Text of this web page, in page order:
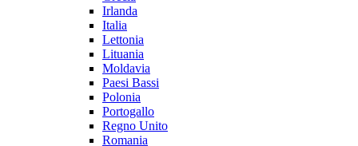
Irlanda
Italia
Lettonia
Lituania
Moldavia
Paesi Bassi
Polonia
Portogallo
Regno Unito
Romania